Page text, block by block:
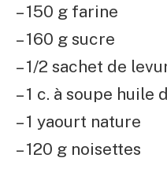
– 150 g farine
– 160 g sucre
– 1/2 sachet de
– 1 c. à soupe huile
– 1 yaourt nature
– 120 g noisettes